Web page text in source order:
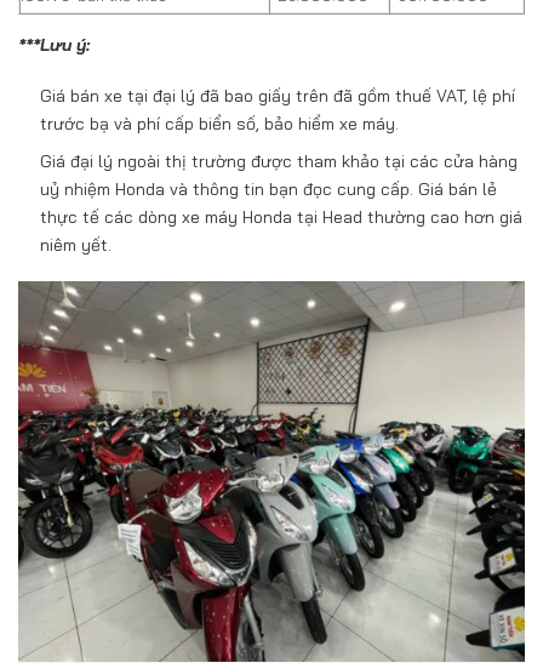
***Lưu ý:
Giá bán xe tại đại lý đã bao giấy trên đã gồm thuế VAT, lệ phí
trước bạ và phí cấp biển số, bảo hiểm xe máy.
Giá đại lý ngoài thị trường được tham khảo tại các cửa hàng
uỷ nhiệm Honda và thông tin bạn đọc cung cấp. Giá bán lẻ
thực tế các dòng xe máy Honda tại Head thường cao hơn giá
niêm yết.